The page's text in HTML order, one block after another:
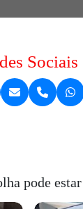
Sociais
pode